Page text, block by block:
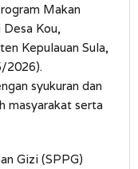
Makan
Kou,
Kepulauan Sula,
2026).
syukuran dan
masyarakat serta
Gizi (SPPG)